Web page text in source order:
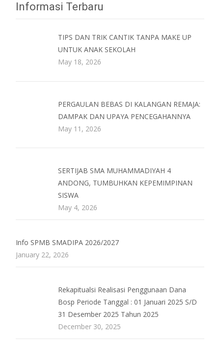
Informasi Terbaru
TIPS DAN TRIK CANTIK TANPA MAKE UP
UNTUK ANAK SEKOLAH
May 18, 2026
PERGAULAN BEBAS DI KALANGAN REMAJA:
DAMPAK DAN UPAYA PENCEGAHANNYA
May 11, 2026
SERTIJAB SMA MUHAMMADIYAH 4
ANDONG, TUMBUHKAN KEPEMIMPINAN
SISWA
May 4, 2026
Info SPMB SMADIPA 2026/2027
January 22, 2026
Rekapitualsi Realisasi Penggunaan Dana
Bosp Periode Tanggal : 01 Januari 2025 S/D
31 Desember 2025 Tahun 2025
December 30, 2025